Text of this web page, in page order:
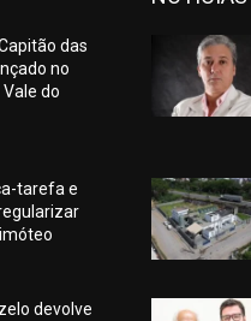
das
no
do
tarefa e
devolve